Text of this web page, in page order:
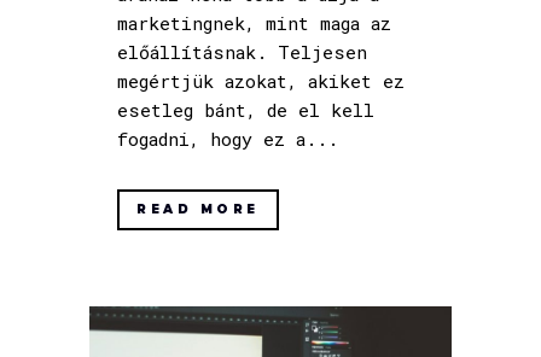
marketingnek, mint maga az
előállításnak. Teljesen
megértjük azokat, akiket ez
esetleg bánt, de el kell
fogadni, hogy ez a...
READ MORE